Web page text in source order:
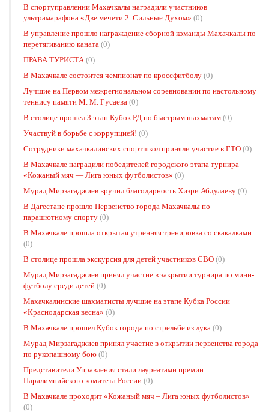
В спортуправлении Махачкалы наградили участников
ультрамарафона «Две мечети 2. Сильные Духом» (0)
В управление прошло награждение сборной команды Махачкалы по
перетягиванию каната (0)
ПРАВА ТУРИСТА(0)
В Махачкале состоится чемпионат по кроссфитболу (0)
Лучшие на Первом межрегиональном соревновании по настольному
теннису памяти М. М. Гусаева (0)
В столице прошел 3 этап Кубок РД по быстрым шахматам (0)
Участвуй в борьбе с коррупцией! (0)
Сотрудники махачкалинских спортшкол приняли участие в ГТО (0)
В Махачкале наградили победителей городского этапа турнира
«Кожаный мяч — Лига юных футболистов» (0)
Мурад Мирзагаджиев вручил благодарность Хизри Абдулаеву (0)
В Дагестане прошло Первенство города Махачкалы по
парашютному спорту (0)
В Махачкале прошла открытая утренняя тренировка со скакалками
(0)
В столице прошла экскурсия для детей участников СВО (0)
Мурад Мирзагаджиев принял участие в закрытии турнира по мини-
футболу среди детей (0)
Махачкалинские шахматисты лучшие на этапе Кубка России
«Краснодарская весна» (0)
В Махачкале прошел Кубок города по стрельбе из лука (0)
Мурад Мирзагаджиев принял участие в открытии первенства города
по рукопашному бою (0)
Представители Управления стали лауреатами премии
Паралимпийского комитета России (0)
В Махачкале проходит «Кожаный мяч – Лига юных футболистов»
(0)